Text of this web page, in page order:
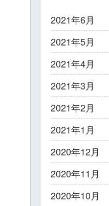
2021年6月
2021年5月
2021年4月
2021年3月
2021年2月
2021年1月
2020年12月
2020年11月
2020年10月